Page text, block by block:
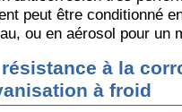
peut être conditionné
ou en aérosol pour un
à la
à froid